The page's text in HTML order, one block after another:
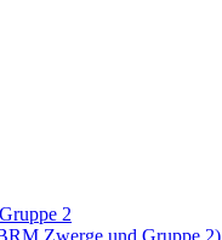
2
Zwerge und Gruppe 2)